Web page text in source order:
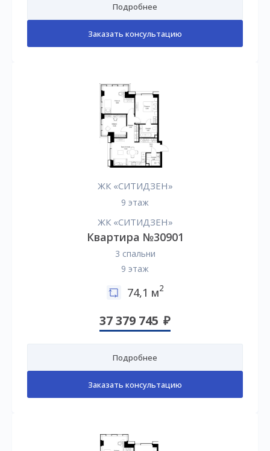
Подробнее
Заказать консультацию
ЖК «СИТИДЗЕН»
9 этаж
ЖК «СИТИДЗЕН»
Квартира №30901
3 спальни
9 этаж
74,1 м2
37 379 745
Подробнее
Заказать консультацию